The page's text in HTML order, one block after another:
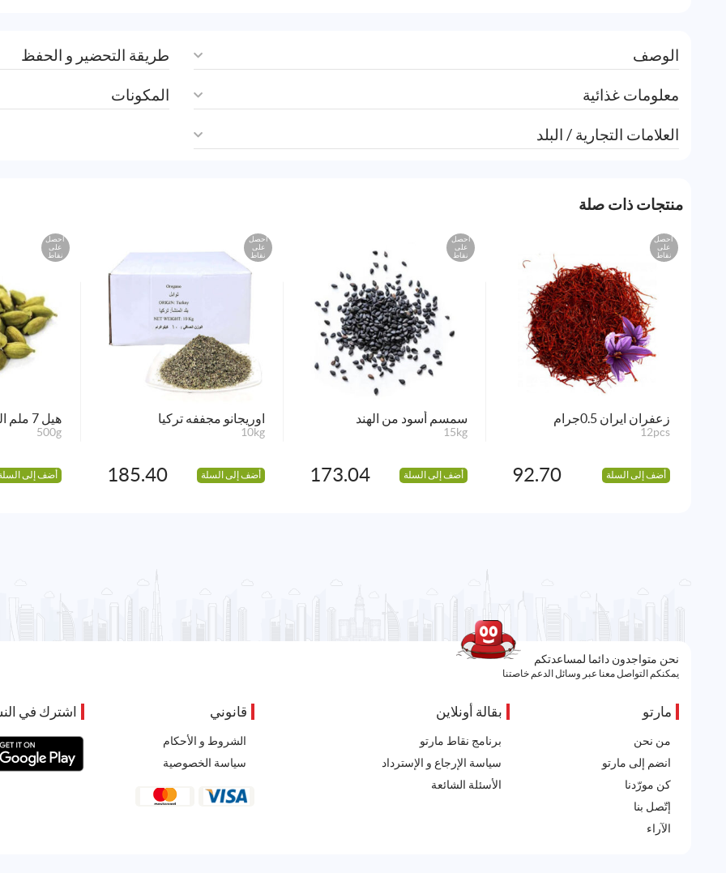
الوصف
معلومات غذائية
العلامات التجارية / البلد
طريقة التحضير و الحفظ
المكونات
منتجات ذات صلة
احصل
على
نقاط
زعفران ايران 0.5جرام
12pcs
أضف إلى السلة 92.70
احصل
على
نقاط
سمسم أسود من الهند
15kg
أضف إلى السلة 173.04
احصل
على
نقاط
اوريجانو مجففه تركيا
10kg
أضف إلى السلة 185.40
احصل
على
نقاط
هيل 7 ملم الهند
500g
أضف إلى
نحن متواجدون دائما لمساعدتكم
يمكنكم التواصل معنا عبر وسائل الدعم خاصتنا
مارتو
من نحن
انضم إلى مارتو
كن مورّدنا
إتّصل بنا
الآراء
بقالة أونلاين
برنامج نقاط مارتو
سياسة الإرجاع و الإسترداد
الأسئلة الشائعة
قانوني
الشروط و الأحكام
سياسة الخصوصية
اشترك في